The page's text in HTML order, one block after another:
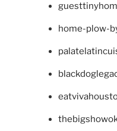
home-plow-